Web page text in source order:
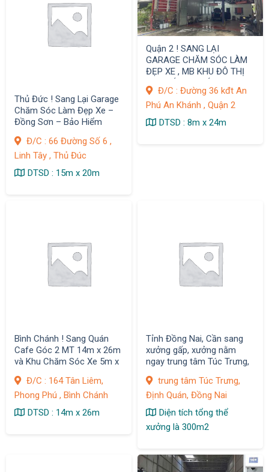
Thủ Đức ! Sang Lại Garage
Chăm Sóc Làm Đẹp Xe –
Đồng Sơn – Bảo Hiểm
Đ/C : 66 Đường Số 6 ,
Linh Tây , Thủ Đúc
DTSD : 15m x 20m
Quận 2 ! SANG LẠI
GARAGE CHĂM SÓC LÀM
ĐẸP XE , MB KHU ĐÔ THỊ
Đ/C : Đường 36 kđt An
Phú An Khánh , Quận 2
DTSD : 8m x 24m
Bình Chánh ! Sang Quán
Cafe Góc 2 MT 14m x 26m
và Khu Chăm Sóc Xe 5m x
Đ/C : 164 Tân Liêm,
Phong Phú , Bình Chánh
DTSD : 14m x 26m
Tỉnh Đồng Nai, Cần sang
xưởng gấp, xưởng nằm
ngay trung tâm Túc Trưng,
trung tâm Túc Trưng,
Định Quán, Đồng Nai
Diện tích tổng thể
xưởng là 300m2